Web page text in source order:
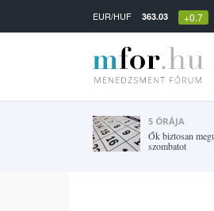
EUR/HUF 363.03 +0.7
5 ÓRÁJA
Ők biztosan
szombatot